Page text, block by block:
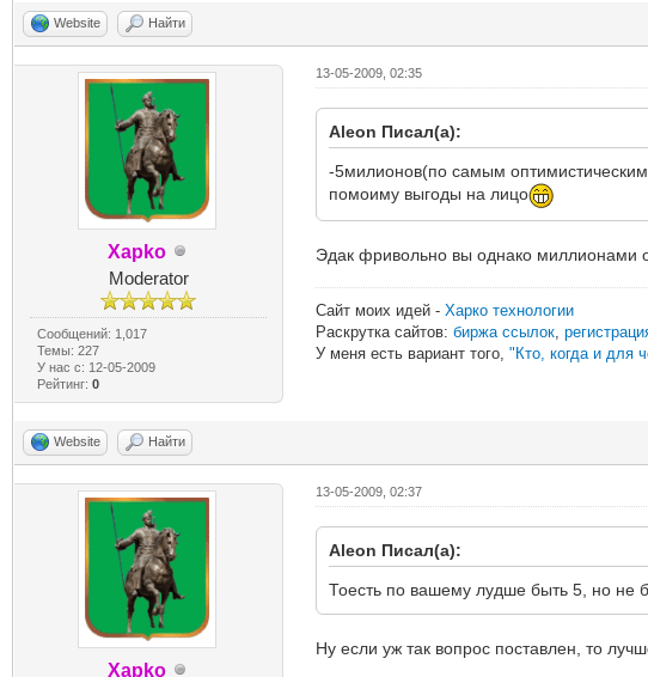
Website Найти
Xapko
Moderator
Сообщений: 1,017
Темы: 227
У нас с: 12-05-2009
Рейтинг:0
13-05-2009, 02:35
Aleon Писал(а):
-5милионов(по самым
помоиму выгоды на лицо
Эдак фривольно вы однако миллионами
Сайт моих идей - Харко технологии
Раскрутка сайтов: биржа ссылок,
У меня есть вариант того, "Кто, когда и для
Website Найти
Xapko
13-05-2009, 02:37
Aleon Писал(а):
Тоесть по вашему лудше быть 5, но не
Ну если уж так вопрос поставлен, то